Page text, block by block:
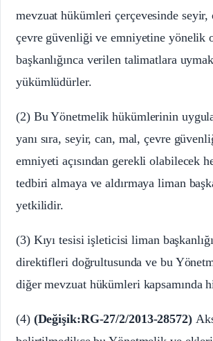
mevzuat hükümleri çerçevesinde seyir,
çevre güvenliği ve emniyetine yönelik
başkanlığınca verilen talimatlara
yükümlüdürler.
(2) Bu Yönetmelik hükümlerinin
yanı sıra, seyir, can, mal, çevre
emniyeti açısından gerekli olabilecek
tedbiri almaya ve aldırmaya liman
yetkilidir.
(3) Kıyı tesisi işleticisi liman
direktifleri doğrultusunda ve bu
diğer mevzuat hükümleri kapsamında
(4) (Değişik:RG-27/2/2013-28572)